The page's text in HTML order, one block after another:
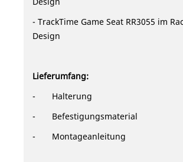
- TrackTime Game Seat RR3055 im
Design
Lieferumfang:
- Halterung
- Befestigungsmaterial
- Montageanleitung